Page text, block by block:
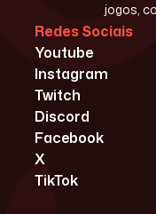
jogos,
Redes Sociais
Youtube
Instagram
Twitch
Discord
Facebook
X
TikTok